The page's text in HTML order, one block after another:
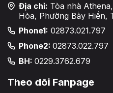
Địa chỉ: Tòa nhà
Hòa, Phường Bảy Hiền,
Phone1: 02873.021.797
Phone2: 02873.022.797
BH: 0229.3762.679
Theo dõi Fanpage